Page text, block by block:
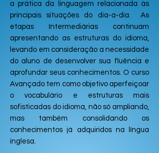
a prática da linguagem relacionada às
principais situações do dia-a-dia. As
etapas Intermediárias continuam
apresentando as estruturas do idioma,
levando em consideração a necessidade
do aluno de desenvolver sua fluência e
aprofundar seus conhecimentos. O curso
Avançado tem como objetivo aperfeiçoar
o vocabulário e estruturas mais
sofisticadas do idioma, não só ampliando,
mas também consolidando os
conhecimentos já adquiridos na língua
inglesa.